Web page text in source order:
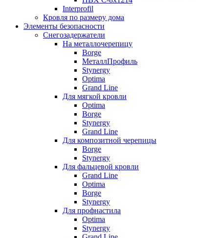
Interprofil
Кровля по размеру дома
Элементы безопасности
Снегозадержатели
На металлочерепицу
Borge
МеталлПрофиль
Stynergy
Optima
Grand Line
Для мягкой кровли
Optima
Borge
Stynergy
Grand Line
Для композитной черепицы
Borge
Stynergy
Для фальцевой кровли
Grand Line
Optima
Borge
Stynergy
Для профнастила
Optima
Stynergy